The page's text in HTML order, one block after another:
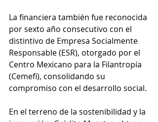
La financiera también fue reconocida
por sexto año consecutivo con el
distintivo de Empresa Socialmente
Responsable (ESR), otorgado por el
Centro Mexicano para la Filantropía
(Cemefi), consolidando su
compromiso con el desarrollo social.
En el terreno de la sostenibilidad y la